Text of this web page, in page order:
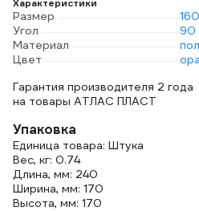
Характеристики
Размер
Угол
90
Материал
Цвет
Гарантия производителя 2 года
на товары АТЛАС ПЛАСТ
Упаковка
Единица товара: Штука
Вес, кг: 0.74
Длина, мм: 240
Ширина, мм: 170
Высота, мм: 170